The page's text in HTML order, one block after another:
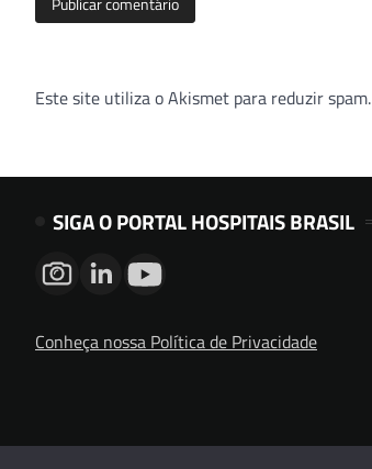
Este site utiliza o Akismet para reduzir spam.
SIGA O PORTAL HOSPITAIS BRASIL
Conheça nossa Política de Privacidade